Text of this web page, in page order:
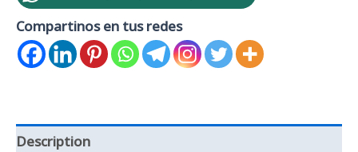
Compartinos en tus redes
Description